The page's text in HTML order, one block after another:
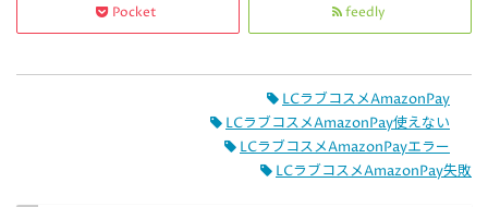
Pocket feedly
LCラブコスメAmazonPay
LCラブコスメAmazonPay使えない
LCラブコスメAmazonPayエラー
LCラブコスメAmazonPay失敗